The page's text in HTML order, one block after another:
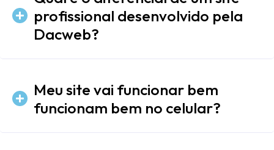
profissional desenvolvido pela
Dacweb?
Meu site vai funcionar bem
funcionam bem no celular?